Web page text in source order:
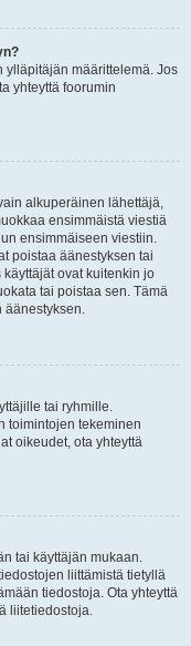
ylläpitäjän määrittelemä. Jos
yhteyttä foorumin
alkuperäinen lähettäjä,
ensimmäistä viestiä
ensimmäiseen viestiin.
poistaa äänestyksen tai
ovat kuitenkin jo
tai poistaa sen. Tämä
äänestyksen.
tai ryhmille.
toimintojen tekeminen
oikeudet, ota yhteyttä
tai käyttäjän mukaan.
liittämistä tietyllä
tiedostoja. Ota yhteyttä
liitetiedostoja.